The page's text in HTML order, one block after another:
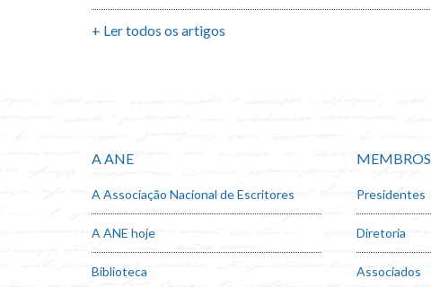
+ Ler todos os artigos
A ANE
A Associação Nacional de Escritores
A ANE hoje
Biblioteca
MEMBROS
Presidentes
Diretoria
Associados